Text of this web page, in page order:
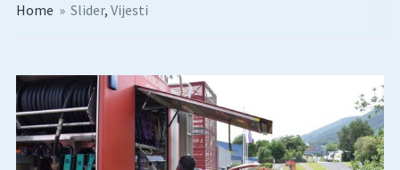
Home » Slider, Vijesti